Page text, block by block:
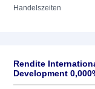
Handelszeiten
Rendite
Development